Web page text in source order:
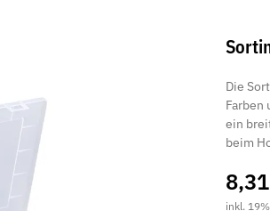
Die
Farben
ein
beim
inkl.